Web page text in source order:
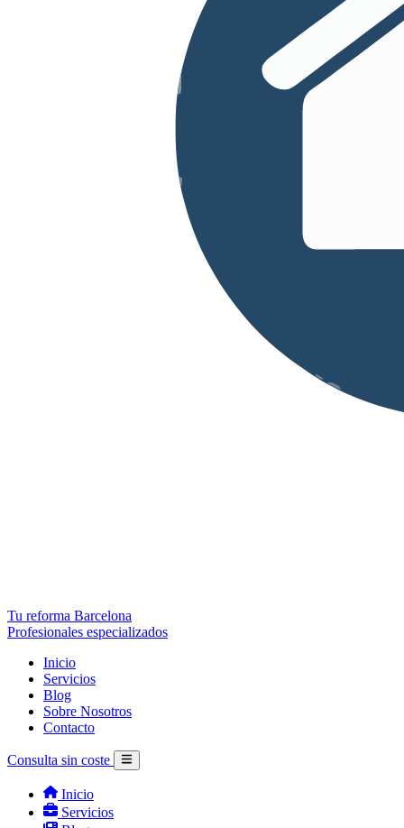
Tu reforma Barcelona
Profesionales especializados
Inicio
Servicios
Blog
Sobre Nosotros
Contacto
Consulta sin coste
Inicio
Servicios